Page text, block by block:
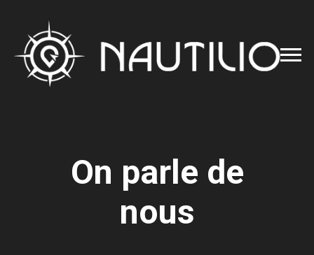
On parle de
nous